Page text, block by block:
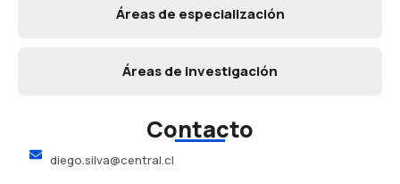
Áreas de especialización
Áreas de investigación
Contacto
diego.silva@central.cl